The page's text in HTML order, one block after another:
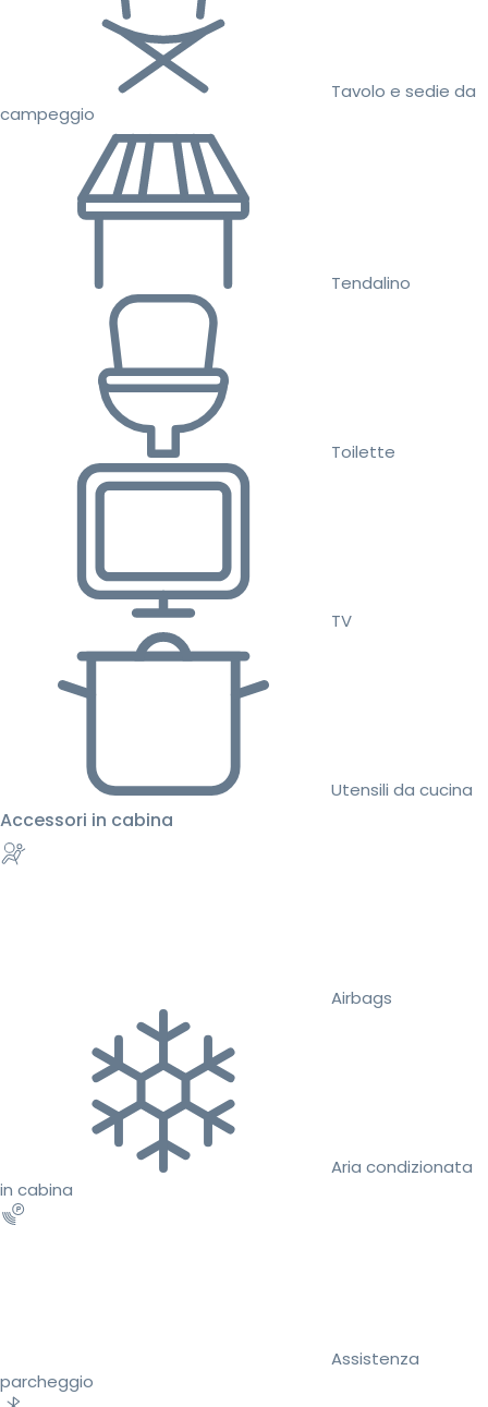
Tavolo e sedie da
campeggio
Tendalino
Toilette
TV
Utensili da cucina
Accessori in cabina
Airbags
Aria condizionata
in cabina
Assistenza
parcheggio